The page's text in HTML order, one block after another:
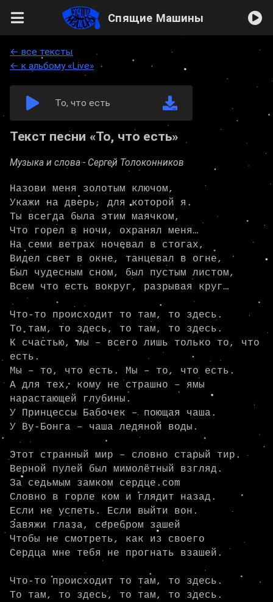
Спящие Машины
← все тексты
← к альбому «Live»
То, что есть
Текст песни «То, что есть»
Музыка и слова - Сергей Толоконников
Назови меня золотым ключом,
Укажи на дверь, для которой я.
Ты всегда была этим маячком,
Что горел в ночи, охранял меня…
На семи ветрах ночевал в стогах,
Видел свет в окне, танцевал в огне,
Был чудесным сном, был пустым листом,
Всем что есть вокруг, разрывая круг…
Что-то происходит то там, то здесь.
То там, то здесь, то там, то здесь.
К счастью, мы – всего лишь только то, что
есть.
Мы – то, что есть. Мы – то, что есть.
А для тех, кому не страшно – ямы
нарастающей глубины.
У Принцессы Бабочек – поющая чаша.
У Ву-Бонга – чаша ледяной воды.
Этот странный мир – словно старый тир.
Верной пулей был мимолётный взгляд.
За седьмым замком сердце.com
Словно в горле ком и глядит назад.
Если не успеть. Если выйти вон.
Завяжи глаза, серебром зашей
Чтобы не смотреть, как из своего
Сердца мне тебя не прогнать взашей.
Что-то происходит то там, то здесь.
То там, то здесь, то там, то здесь.